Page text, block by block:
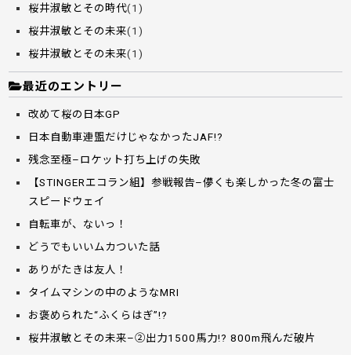
桜井淑敏とその時代(1)
桜井淑敏とその未来(1)
桜井淑敏とその未来(1)
最近のエントリー
改めて桜の日本GP
日本自動車連盟だけじゃなかったJAF!?
残念至極–ロケット打ち上げの失敗
【STINGERエコラン組】参戦報告–儚くも楽しかった冬の富士
スピードウェイ
自転車が、ないっ！
どうでもいいムカついた話
ありがたきは友人！
タイムマシンの中のようなMRI
お褒められた“ふくらはぎ”!?
桜井淑敏とその未来–②出力1500馬力!? 800m飛んだ破片